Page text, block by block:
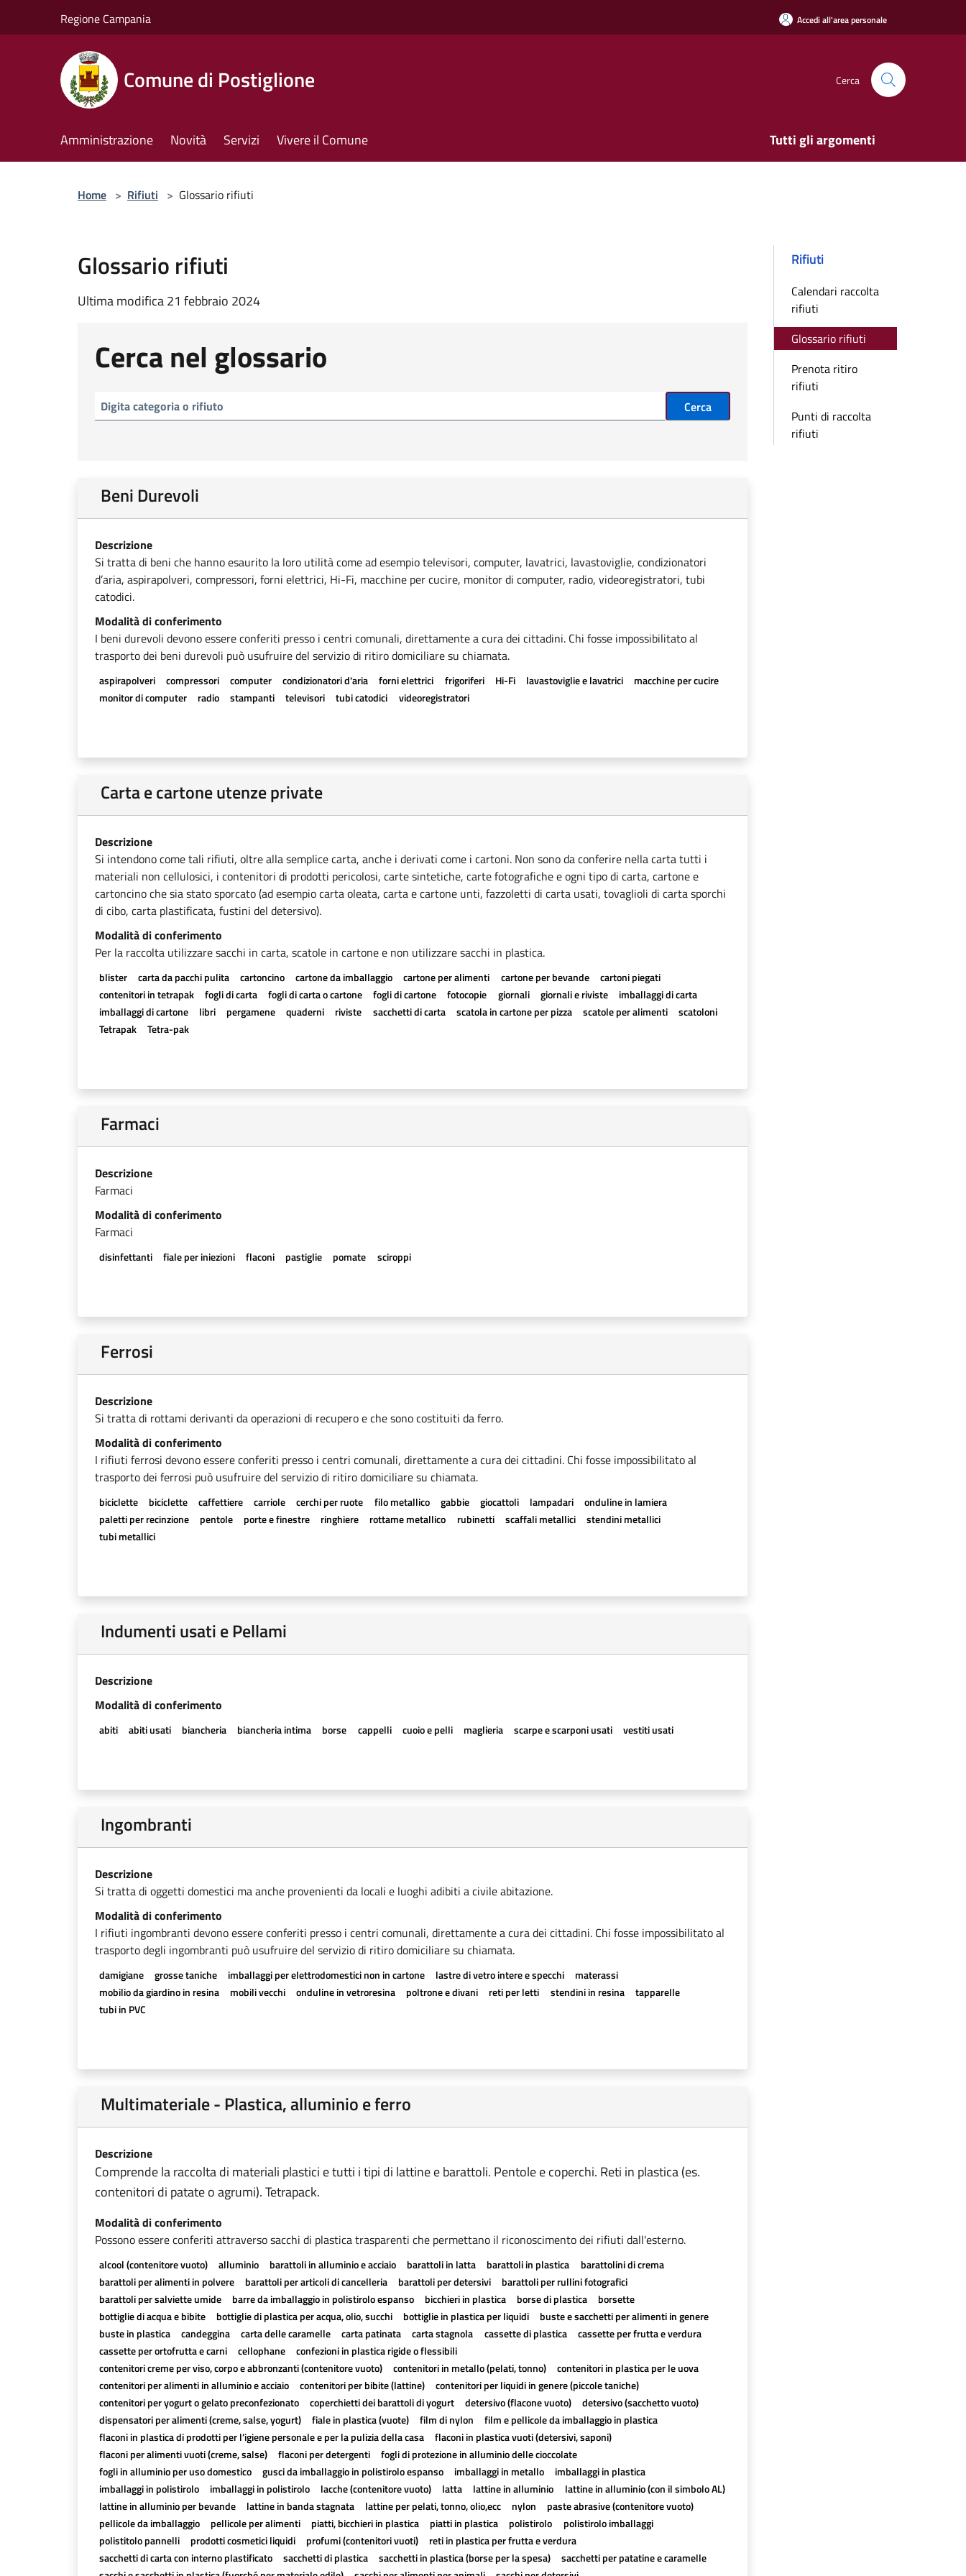
Regione Campania Accedi all'area personale
Comune di Postiglione Cerca
Amministrazione Novità Servizi Vivere il Comune Tutti gli argomenti
Home > Rifiuti > Glossario rifiuti
Glossario rifiuti
Ultima modifica 21 febbraio 2024
Cerca nel glossario
Cerca
Beni Durevoli
Descrizione
Si tratta di beni che hanno esaurito la loro utilità come ad esempio televisori, computer, lavatrici, lavastoviglie, condizionatori
d’aria, aspirapolveri, compressori, forni elettrici, Hi-Fi, macchine per cucire, monitor di computer, radio, videoregistratori, tubi
catodici.
Modalità di conferimento
I beni durevoli devono essere conferiti presso i centri comunali, direttamente a cura dei cittadini. Chi fosse impossibilitato al
trasporto dei beni durevoli può usufruire del servizio di ritiro domiciliare su chiamata.
aspirapolveri compressori computer condizionatori d'aria forni elettrici frigoriferi Hi-Fi lavastoviglie e lavatrici
macchine per cucire
monitor di computer
radio stampanti televisori tubi catodici videoregistratori
Carta e cartone utenze private
Descrizione
Si intendono come tali rifiuti, oltre alla semplice carta, anche i derivati come i cartoni. Non sono da conferire nella carta tutti i
materiali non cellulosici, i contenitori di prodotti pericolosi, carte sintetiche, carte fotografiche e ogni tipo di carta, cartone e
cartoncino che sia stato sporcato (ad esempio carta oleata, carta e cartone unti, fazzoletti di carta usati, tovaglioli di carta sporchi
di cibo, carta plastificata, fustini del detersivo).
Modalità di conferimento
Per la raccolta utilizzare sacchi in carta, scatole in cartone e non utilizzare sacchi in plastica.
blister carta da pacchi pulita cartoncino cartone da imballaggio cartone per alimenti cartone per bevande
cartoni piegati
contenitori in tetrapak
fogli di carta fogli di carta o cartone fogli di cartone fotocopie giornali giornali e riviste
imballaggi di carta
imballaggi di cartone
libri pergamene quaderni riviste sacchetti di carta scatola in cartone per pizza scatole per alimenti
scatoloni
Tetrapak
Tetra-pak
Farmaci
Descrizione
Farmaci
Modalità di conferimento
Farmaci
disinfettanti fiale per iniezioni flaconi pastiglie pomate sciroppi
Ferrosi
Descrizione
Si tratta di rottami derivanti da operazioni di recupero e che sono costituiti da ferro.
Modalità di conferimento
I rifiuti ferrosi devono essere conferiti presso i centri comunali, direttamente a cura dei cittadini. Chi fosse impossibilitato al
trasporto dei ferrosi può usufruire del servizio di ritiro domiciliare su chiamata.
biciclette biciclette caffettiere carriole cerchi per ruote filo metallico gabbie giocattoli lampadari
onduline in lamiera
paletti per recinzione
pentole porte e finestre ringhiere rottame metallico rubinetti scaffali metallici
stendini metallici
tubi metallici
Indumenti usati e Pellami
Descrizione
Modalità di conferimento
abiti abiti usati biancheria biancheria intima borse cappelli cuoio e pelli maglieria scarpe e scarponi usati vestiti usati
Ingombranti
Descrizione
Si tratta di oggetti domestici ma anche provenienti da locali e luoghi adibiti a civile abitazione.
Modalità di conferimento
I rifiuti ingombranti devono essere conferiti presso i centri comunali, direttamente a cura dei cittadini. Chi fosse impossibilitato al
trasporto degli ingombranti può usufruire del servizio di ritiro domiciliare su chiamata.
damigiane grosse taniche imballaggi per elettrodomestici non in cartone lastre di vetro intere e specchi
materassi
mobilio da giardino in resina
mobili vecchi onduline in vetroresina poltrone e divani reti per letti stendini in resina
tapparelle
tubi in PVC
Multimateriale - Plastica, alluminio e ferro
Descrizione
Comprende la raccolta di materiali plastici e tutti i tipi di lattine e barattoli. Pentole e coperchi. Reti in plastica (es.
contenitori di patate o agrumi). Tetrapack.
Modalità di conferimento
Possono essere conferiti attraverso sacchi di plastica trasparenti che permettano il riconoscimento dei rifiuti dall'esterno.
alcool (contenitore vuoto) alluminio barattoli in alluminio e acciaio barattoli in latta barattoli in plastica
barattolini di crema
barattoli per alimenti in polvere
barattoli per articoli di cancelleria barattoli per detersivi
barattoli per rullini fotografici
barattoli per salviette umide
barre da imballaggio in polistirolo espanso bicchieri in plastica borse di plastica
borsette
bottiglie di acqua e bibite
bottiglie di plastica per acqua, olio, succhi bottiglie in plastica per liquidi
buste e sacchetti per alimenti in genere
buste in plastica
candeggina carta delle caramelle carta patinata carta stagnola cassette di plastica
cassette per frutta e verdura
cassette per ortofrutta e carni
cellophane
confezioni in plastica rigide o flessibili
contenitori creme per viso, corpo e abbronzanti (contenitore vuoto)
contenitori in metallo (pelati, tonno)
contenitori in plastica per le uova
contenitori per alimenti in alluminio e acciaio
contenitori per bibite (lattine)
contenitori per liquidi in genere (piccole taniche)
contenitori per yogurt o gelato preconfezionato
coperchietti dei barattoli di yogurt detersivo (flacone vuoto)
detersivo (sacchetto vuoto)
dispensatori per alimenti (creme, salse, yogurt)
fiale in plastica (vuote) film di nylon
film e pellicole da imballaggio in plastica
flaconi in plastica di prodotti per l’igiene personale e per la pulizia della casa
flaconi in plastica vuoti (detersivi, saponi)
flaconi per alimenti vuoti (creme, salse)
flaconi per detergenti
fogli di protezione in alluminio delle cioccolate
fogli in alluminio per uso domestico
gusci da imballaggio in polistirolo espanso imballaggi in metallo
imballaggi in plastica
imballaggi in polistirolo
imballaggi in polistirolo lacche (contenitore vuoto) latta lattine in alluminio
lattine in alluminio (con il simbolo AL)
lattine in alluminio per bevande
lattine in banda stagnata lattine per pelati, tonno, olio,ecc nylon
paste abrasive (contenitore vuoto)
pellicole da imballaggio
pellicole per alimenti piatti, bicchieri in plastica piatti in plastica polistirolo
polistirolo imballaggi
polistitolo pannelli
prodotti cosmetici liquidi profumi (contenitori vuoti)
reti in plastica per frutta e verdura
sacchetti di carta con interno plastificato
sacchetti di plastica sacchetti in plastica (borse per la spesa)
sacchetti per patatine e caramelle
Rifiuti
Calendari raccolta
rifiuti
Glossario rifiuti
Prenota ritiro
rifiuti
Punti di raccolta
rifiuti